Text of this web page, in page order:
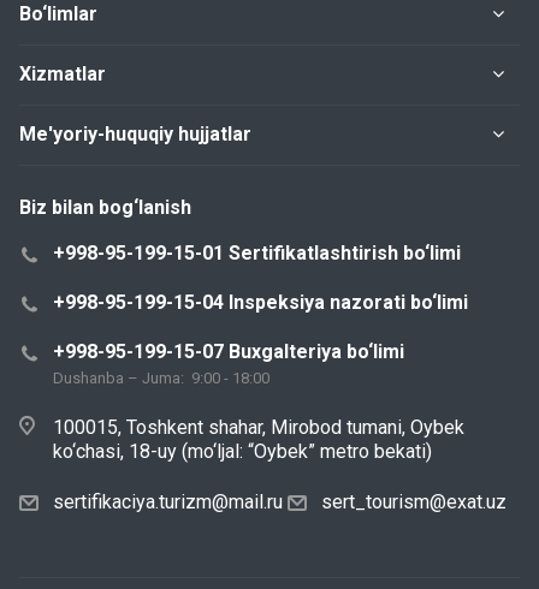
Bo‘limlar
Xizmatlar
Me'yoriy-huquqiy hujjatlar
Biz bilan bog‘lanish
+998-95-199-15-01 Sertifikatlashtirish bo‘limi
+998-95-199-15-04 Inspeksiya nazorati bo‘limi
+998-95-199-15-07 Buxgalteriya bo‘limi
Dushanba – Juma: 9:00 - 18:00
100015, Toshkent shahar, Mirobod tumani, Oybek
ko‘chasi, 18-uy (mo‘ljal: “Oybek” metro bekati)
sertifikaciya.turizm@mail.ru sert_tourism@exat.uz